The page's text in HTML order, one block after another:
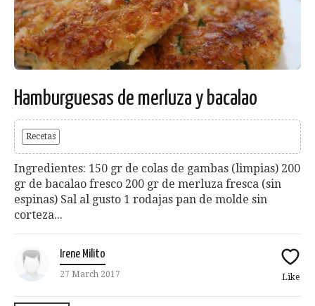
Hamburguesas de merluza y bacalao
Recetas
Ingredientes: 150 gr de colas de gambas (limpias) 200
gr de bacalao fresco 200 gr de merluza fresca (sin
espinas) Sal al gusto 1 rodajas pan de molde sin
corteza...
Irene Milito
27 March 2017 Like